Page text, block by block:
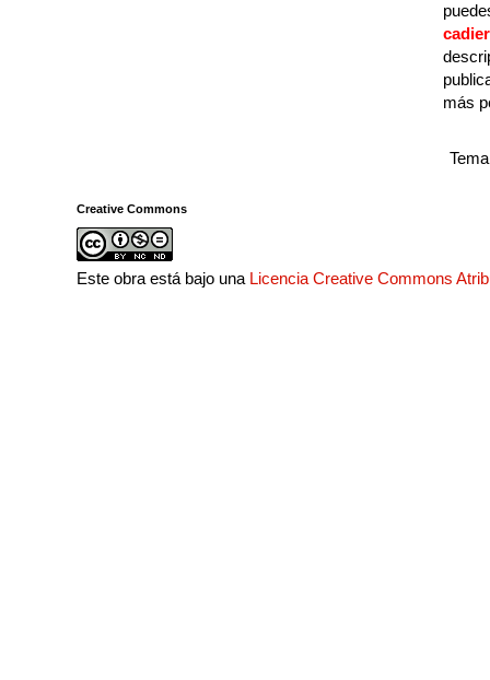
más
Creative Commons
Este obra está bajo una Licencia Creative Commons